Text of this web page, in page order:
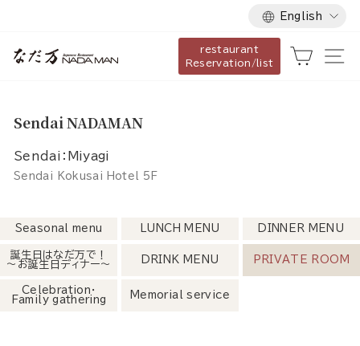
content
Language
English
restaurant
Reservation/list
Cart
Sendai NADAMAN
Sendai：Miyagi
Sendai Kokusai Hotel 5F
Seasonal menu LUNCH MENU DINNER MENU
誕生日はなだ万で！
～お誕生日ディナー～
DRINK MENU PRIVATE ROOM
Celebration・
Family gathering
Memorial service